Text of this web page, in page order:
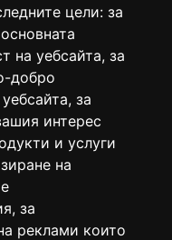
цели: за
на уебсайта, за
добро
, за
интерес
и услуги
на
, за
реклами които